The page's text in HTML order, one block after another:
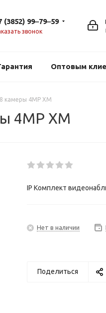
(3852) 99‒79‒59
звонок
Оптовым
камеры 4МР XM
4МР XM
IP Комплект
Нет в наличии
Поделиться